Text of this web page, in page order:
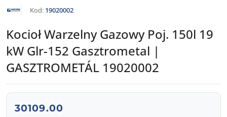
NAZWA
PRODUCENTA:
Kod: 19020002
Kocioł Warzelny Gazowy Poj. 150l 19
kW Glr-152 Gasztrometal |
GASZTROMETÁL 19020002
cena:
30109.00